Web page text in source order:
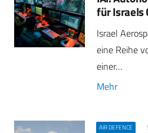
für Israels
Israel
eine Reihe
einer…
Mehr
AIR DEFENCE